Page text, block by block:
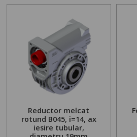
Reductor melcat
rotund B045, i=14, ax
iesire tubular,